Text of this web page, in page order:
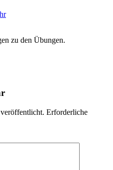
zu den Übungen.
Erforderliche